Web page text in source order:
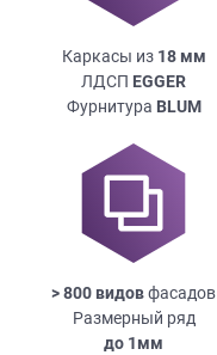
Каркасы из 18мм
ЛДСП EGGER
Фурнитура BLUM
> 800 видовфасадов
Размерный ряд
до 1мм